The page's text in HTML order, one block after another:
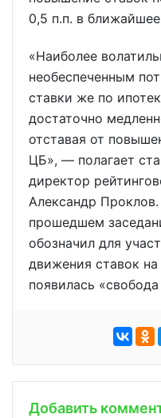
0,5 п.п. в
«Наиболее
необеспеченным
ставки же по
достаточно
отставая от
ЦБ», — полагает
директор
Александр
прошедшем
обозначил для
движения ставок
появилась
Добавить